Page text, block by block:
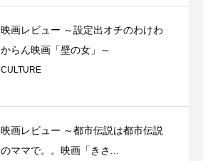
映画レビュー ～設定出オチのわけわ
からん映画「壁の女」～
CULTURE
映画レビュー ～都市伝説は都市伝説
のママで。。映画「きさ...